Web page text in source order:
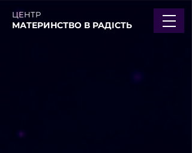
МАТЕРИНСТВО В РАДІСТЬ
ЦЕНТР